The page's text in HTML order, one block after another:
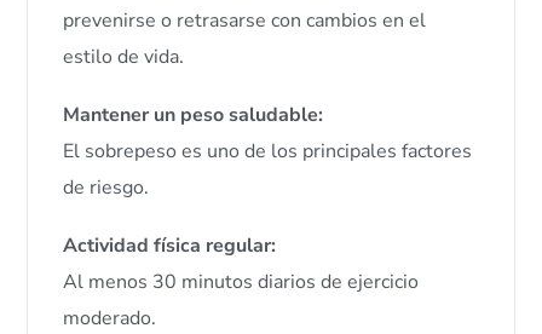
prevenirse o retrasarse con cambios en el
estilo de vida.
Mantener un peso saludable:
El sobrepeso es uno de los principales factores
de riesgo.
Actividad física regular:
Al menos 30 minutos diarios de ejercicio
moderado.